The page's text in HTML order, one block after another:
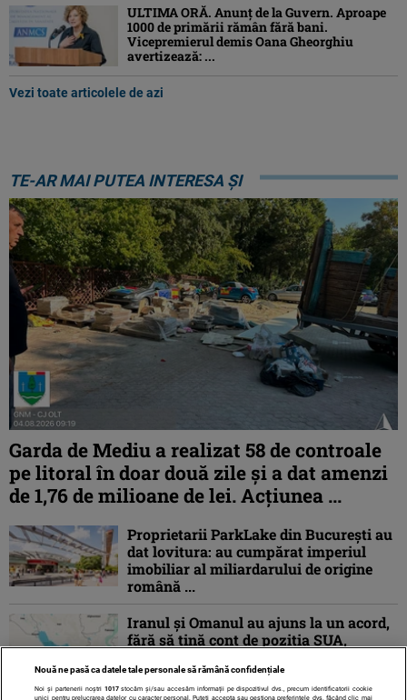
ULTIMA ORĂ. Anunț de la Guvern. Aproape
1000 de primării rămân fără bani.
Vicepremierul demis Oana Gheorghiu
avertizează: ...
Vezi toate articolele de azi
TE-AR MAI PUTEA INTERESA ȘI
Garda de Mediu a realizat 58 de controale
pe litoral în doar două zile și a dat amenzi
de 1,76 de milioane de lei. Acțiunea ...
Proprietarii ParkLake din București au
dat lovitura: au cumpărat imperiul
imobiliar al miliardarului de origine
română ...
Iranul și Omanul au ajuns la un acord,
fără să țină cont de poziția SUA,
unei ...
Nouă ne pasă ca datele tale personale să rămână confidențiale
Noi și partenerii noștri 1017stocăm și/sau accesăm informații pe dispozitivul dvs., precum identificatorii cookie
unici pentru prelucrarea datelor cu caracter personal. Puteți accepta sau gestiona preferințele dvs. făcând clic mai